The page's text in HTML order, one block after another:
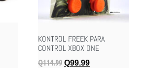
KONTROL FREEK PARA
CONTROL XBOX ONE
Q114.99 Q99.99